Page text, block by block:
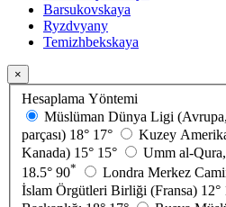
Barsukovskaya
Ryzdvyany
Temizhbekskaya
×
Hesaplama Yöntemi
Müslüman Dünya Ligi
parçası) 18° 17°
Kuzey
Kanada) 15° 15°
Umm al-
18.5° 90* Londra Merkez
İslam Örgütleri Birliği (Fransa) 12°